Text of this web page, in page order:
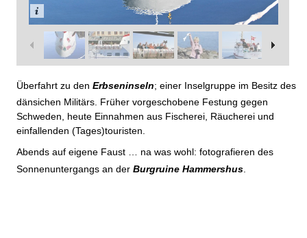
Überfahrt zu den Erbseninseln; einer Insel­gruppe im Besitz des
dänsichen Militärs. Früher vor­geschobene Festung gegen
Schweden, heute Einnahmen aus Fischerei, Räucherei und
einfallenden (Tages)­touristen.
Abends auf eigene Faust … na was wohl: fotografieren des
Sonnen­untergangs an der Burgruine Hammershus.